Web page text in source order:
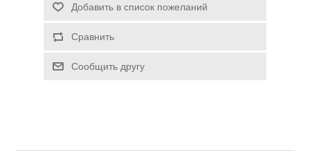
Добавить в список пожеланий
Сравнить
Сообщить другу